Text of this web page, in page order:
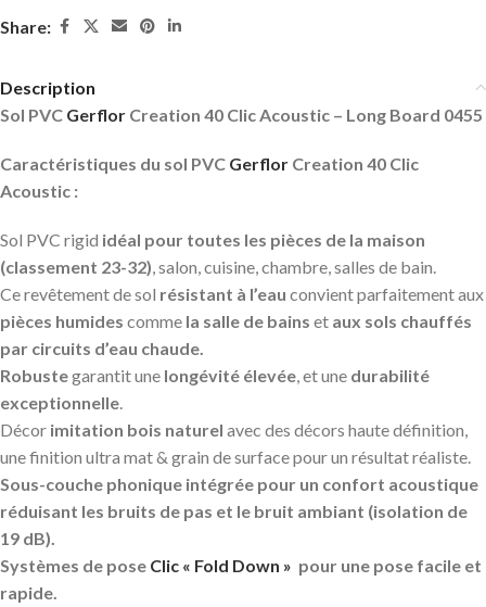
Share:
Description
Sol PVC Gerflor Creation 40 Clic Acoustic – Long Board 0455
Caractéristiques du sol PVC Gerflor Creation 40 Clic
Acoustic :
Sol PVC rigid idéal pour toutes les pièces de la maison
(classement 23-32), salon, cuisine, chambre, salles de bain.
Ce revêtement de sol résistant à l’eau convient parfaitement aux
pièces humides comme la salle de bains et aux sols chauffés
par circuits d’eau chaude.
Robustegarantit une longévité élevée, et une durabilité
exceptionnelle.
Décor imitation bois naturel avec des décors haute définition,
une finition ultra mat & grain de surface pour un résultat réaliste.
Sous-couche phonique intégrée pour un confort acoustique
réduisant les bruits de pas et le bruit ambiant (isolation de
19 dB).
Systèmes de pose Clic « Fold Down » pour une pose facile et
rapide.